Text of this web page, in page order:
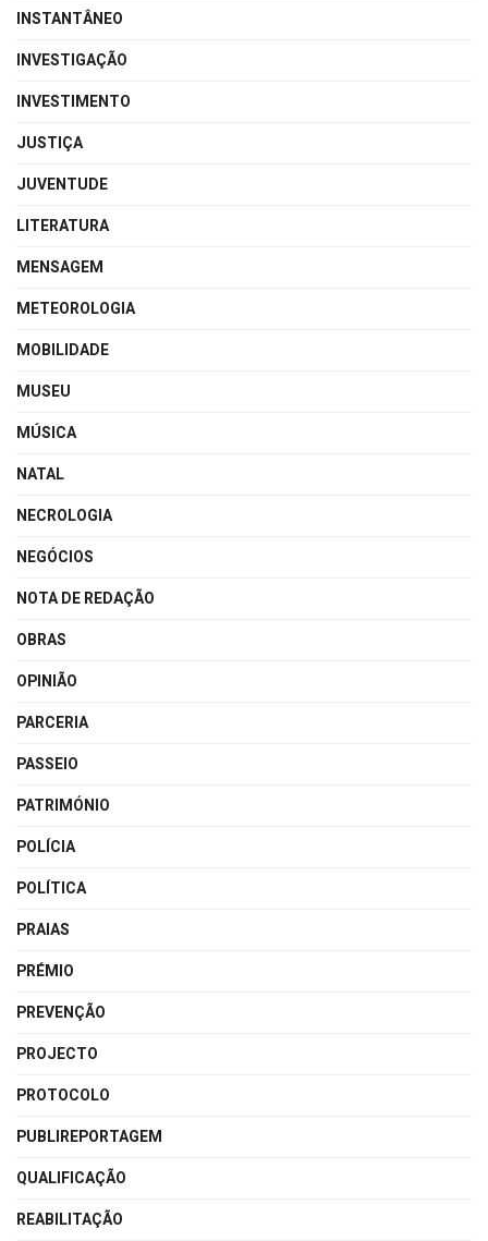
INSTANTÂNEO
INVESTIGAÇÃO
INVESTIMENTO
JUSTIÇA
JUVENTUDE
LITERATURA
MENSAGEM
METEOROLOGIA
MOBILIDADE
MUSEU
MÚSICA
NATAL
NECROLOGIA
NEGÓCIOS
NOTA DE REDAÇÃO
OBRAS
OPINIÃO
PARCERIA
PASSEIO
PATRIMÓNIO
POLÍCIA
POLÍTICA
PRAIAS
PRÉMIO
PREVENÇÃO
PROJECTO
PROTOCOLO
PUBLIREPORTAGEM
QUALIFICAÇÃO
REABILITAÇÃO